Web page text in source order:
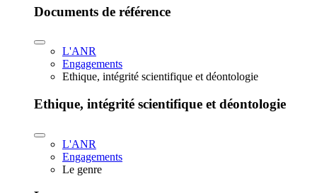
Documents de référence
L'ANR
Engagements
Ethique, intégrité scientifique et déontologie
Ethique, intégrité scientifique et déontologie
L'ANR
Engagements
Le genre